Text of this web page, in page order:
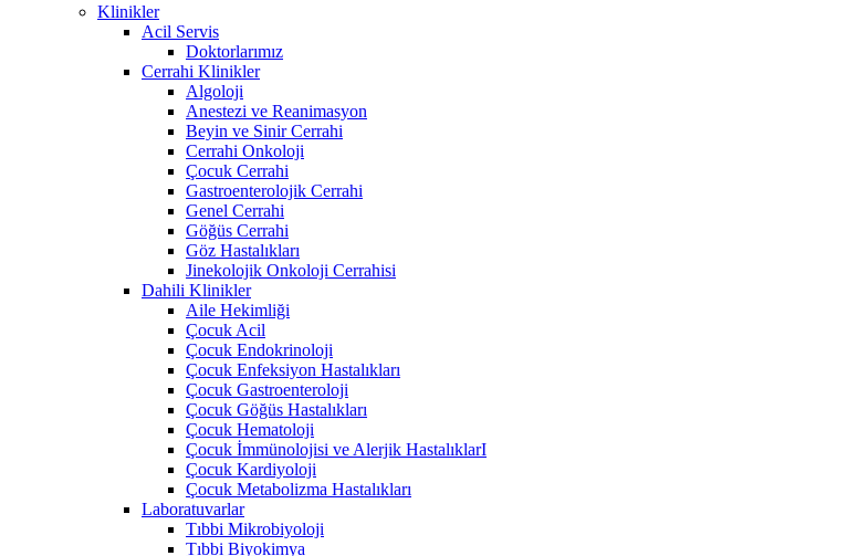
Klinikler
Acil Servis
Doktorlarımız
Cerrahi Klinikler
Algoloji
Anestezi ve Reanimasyon
Beyin ve Sinir Cerrahi
Cerrahi Onkoloji
Çocuk Cerrahi
Gastroenterolojik Cerrahi
Genel Cerrahi
Göğüs Cerrahi
Göz Hastalıkları
Jinekolojik Onkoloji Cerrahisi
Dahili Klinikler
Aile Hekimliği
Çocuk Acil
Çocuk Endokrinoloji
Çocuk Enfeksiyon Hastalıkları
Çocuk Gastroenteroloji
Çocuk Göğüs Hastalıkları
Çocuk Hematoloji
Çocuk İmmünolojisi ve Alerjik HastalıklarI
Çocuk Kardiyoloji
Çocuk Metabolizma Hastalıkları
Laboratuvarlar
Tıbbi Mikrobiyoloji
Tıbbi Biyokimya